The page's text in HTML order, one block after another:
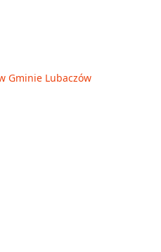
Gminie Lubaczów